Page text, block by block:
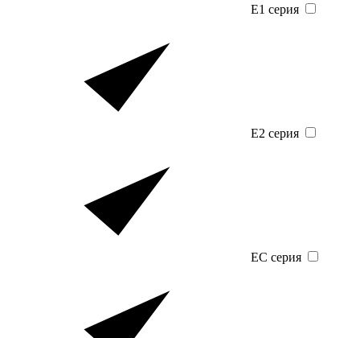
E1 серия
E2 серия
EC серия